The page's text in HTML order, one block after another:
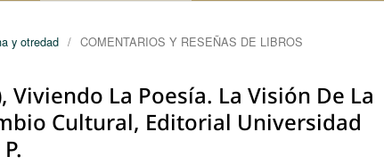
y otredad / COMENTARIOS Y RESEÑAS DE LIBROS
La Poesía. La Visión De La
Cultural, Editorial Universidad